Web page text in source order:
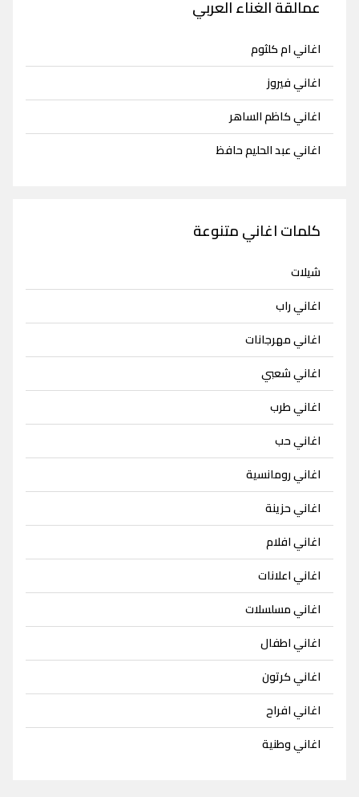
عمالقة الغناء العربي
اغاني ام كلثوم
اغاني فيروز
اغاني كاظم الساهر
اغاني عبد الحليم حافظ
كلمات اغاني متنوعة
شيلات
اغاني راب
اغاني مهرجانات
اغاني شعبي
اغاني طرب
اغاني حب
اغاني رومانسية
اغاني حزينة
اغاني افلام
اغاني اعلانات
اغاني مسلسلات
اغاني اطفال
اغاني كرتون
اغاني افراح
اغاني وطنية